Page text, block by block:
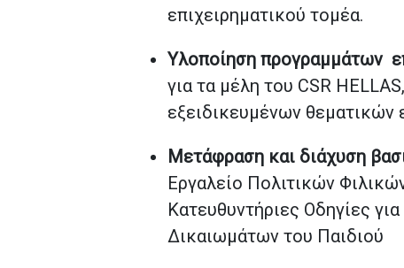
επιχειρηματικού τομέα.
Υλοποίηση προγραμμάτων
για τα μέλη του CSR
εξειδικευμένων θεματικών
Μετάφραση και διάχυση
Εργαλείο Πολιτικών
Κατευθυντήριες Οδηγίες
Δικαιωμάτων του Παιδιού